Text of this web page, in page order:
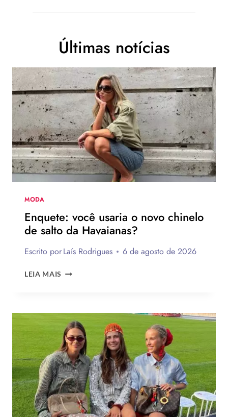
Últimas notícias
MODA
Enquete: você usaria o novo chinelo
de salto da Havaianas?
Escrito porLaís Rodrigues 6 de agosto de 2026
LEIA MAIS ENQUETE:
NOVO
CHINELO
DE
SALTO
DA
HAVAIANAS?